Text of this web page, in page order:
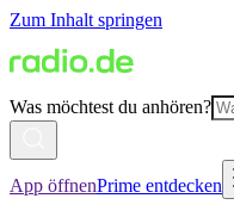
Zum Inhalt springen
Was möchtest du anhören?
App öffnenPrime entdecken